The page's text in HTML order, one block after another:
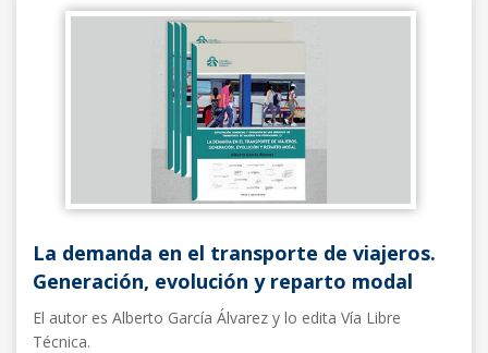
La demanda en el transporte de viajeros.
Generación, evolución y reparto modal
El autor es Alberto García Álvarez y lo edita Vía Libre
Técnica.